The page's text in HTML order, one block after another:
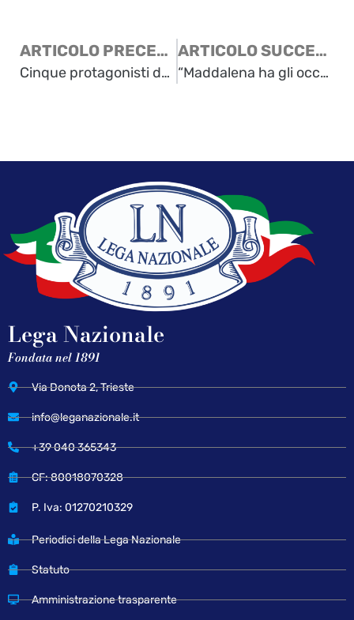
ARTICOLO PRECEDENTE
Cinque protagonisti della cultura mondiale e la Lega Nazionale
ARTICOLO SUCCESSIVO
“Maddalena ha gli occhi viola” di Rosanna Turcinovich Giuricin
Lega Nazionale
Fondata nel 1891
Via Donota 2, Trieste
info@leganazionale.it
+39 040 365343
CF: 80018070328
P. Iva: 01270210329
Periodici della Lega Nazionale
Statuto
Amministrazione trasparente